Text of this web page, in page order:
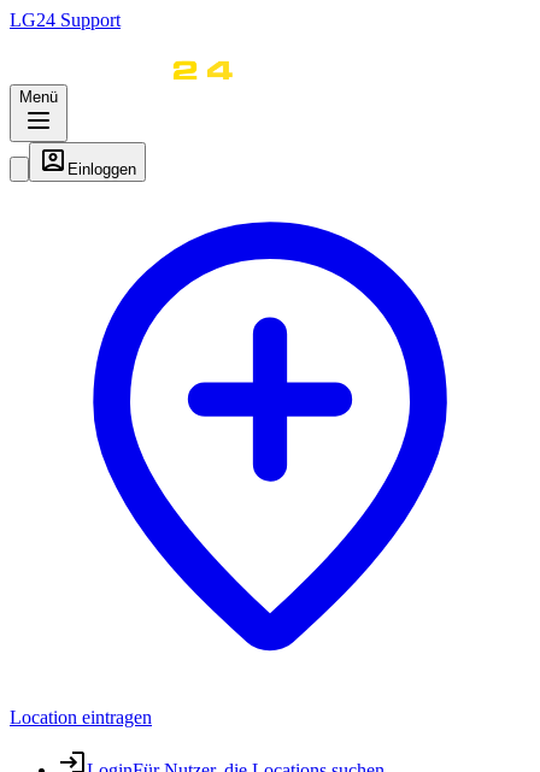
LG24 Support
Menü
Einloggen
Location eintragen